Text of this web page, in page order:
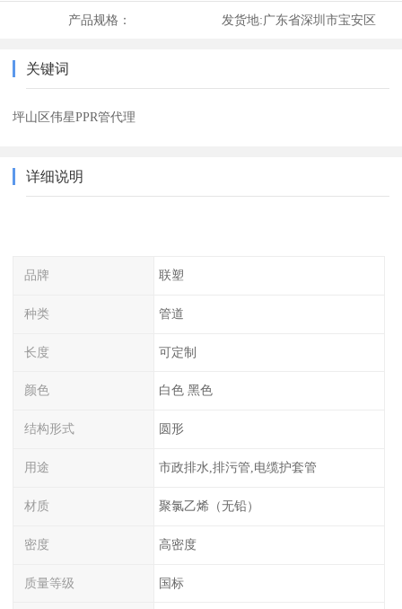
产品规格： 发货地:广东省深圳市宝安区
关键词
坪山区伟星PPR管代理
详细说明
品牌 联塑
种类 管道
长度 可定制
颜色 白色 黑色
结构形式 圆形
用途 市政排水,排污管,电缆护套管
材质 聚氯乙烯（无铅）
密度 高密度
质量等级 国标